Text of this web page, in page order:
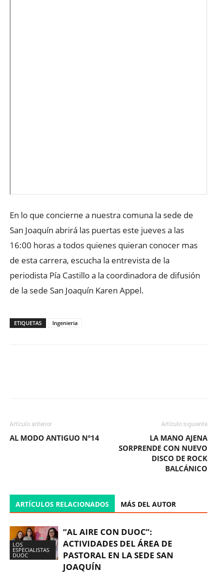
En lo que concierne a nuestra comuna la sede de
San Joaquín abrirá las puertas este jueves a las
16:00 horas a todos quienes quieran conocer mas
de esta carrera, escucha la entrevista de la
periodista Pía Castillo a la coordinadora de difusión
de la sede San Joaquín Karen Appel.
ETIQUETAS Ingenieria
Artículo anterior
AL MODO ANTIGUO N°14
Artículo siguiente
LA MANO AJENA
SORPRENDE CON NUEVO
DISCO DE ROCK
BALCÁNICO
ARTÍCULOS RELACIONADOS MÁS DEL AUTOR
LOS
ESPECIALISTAS
DUOC
“AL AIRE CON DUOC”:
ACTIVIDADES DEL ÁREA DE
PASTORAL EN LA SEDE SAN
JOAQUÍN